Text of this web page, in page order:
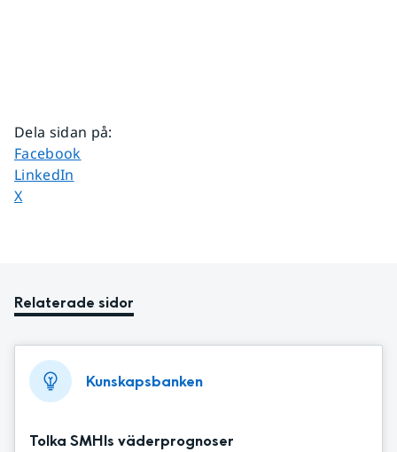
Dela sidan på:
Dela sidan på
Facebook
Dela sidan på
LinkedIn
Dela sidan på
X
Relaterade sidor
Kunskapsbanken
Tolka SMHIs väderprognoser